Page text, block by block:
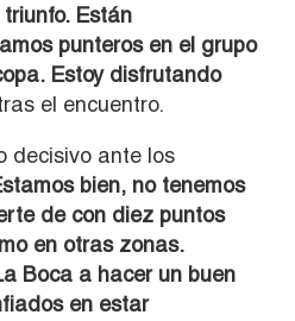
Están
punteros en el grupo
Estoy disfrutando
el encuentro.
decisivo ante los
bien, no tenemos
de con diez puntos
en otras zonas.
Boca a hacer un buen
en estar